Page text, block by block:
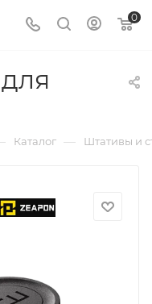
0
Каталог — Штативы и